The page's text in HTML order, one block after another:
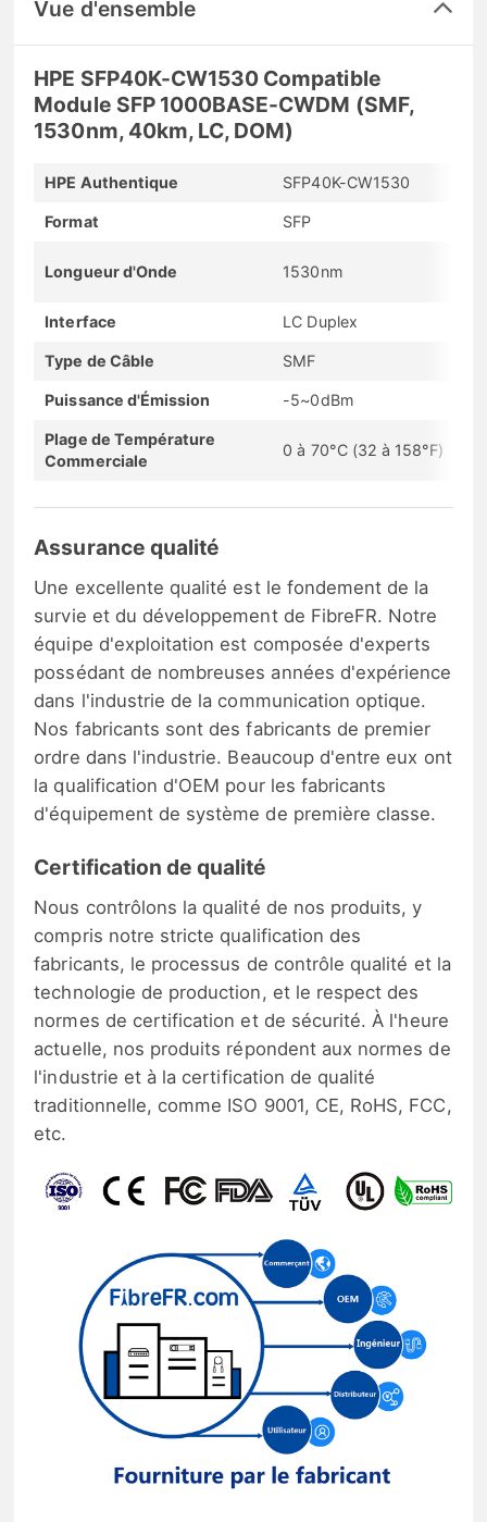
Vue d'ensemble
HPE SFP40K-CW1530 Compatible
Module SFP 1000BASE-CWDM (SMF,
1530nm, 40km, LC, DOM)
HPE Authentique SFP40K-CW1530
Format SFP
Longueur d'Onde 1530nm
Interface LC Duplex
Type de Câble SMF
Puissance d'Émission -5~0dBm
Plage de Température
Commerciale
0 à 70°C (32 à 158°F)
Assurance qualité
Une excellente qualité est le fondement de la
survie et du développement de FibreFR. Notre
équipe d'exploitation est composée d'experts
possédant de nombreuses années d'expérience
dans l'industrie de la communication optique.
Nos fabricants sont des fabricants de premier
ordre dans l'industrie. Beaucoup d'entre eux ont
la qualification d'OEM pour les fabricants
d'équipement de système de première classe.
Certification de qualité
Nous contrôlons la qualité de nos produits, y
compris notre stricte qualification des
fabricants, le processus de contrôle qualité et la
technologie de production, et le respect des
normes de certification et de sécurité. À l'heure
actuelle, nos produits répondent aux normes de
l'industrie et à la certification de qualité
traditionnelle, comme ISO 9001, CE, RoHS, FCC,
etc.